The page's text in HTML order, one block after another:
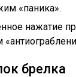
«паника».
нажатие
брелка